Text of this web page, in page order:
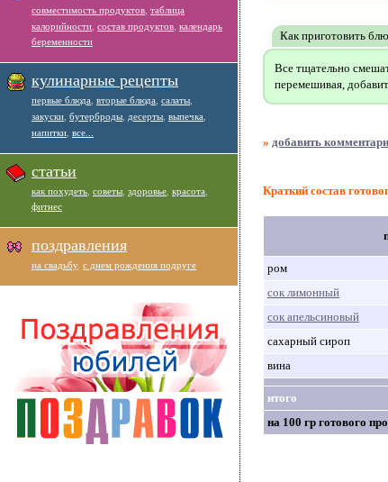
Как приготовить
Все тщательно
перемешивая,
» добавить
Краткий состав
ром
сок лимонный
сок апельсиновый
сахарный сироп
вина
итого
на 100 гр готового
совместимость продуктов таблица
калорийности состав продуктов календарь
беременности
кулинарные рецепты
первые блюда вторые блюда салаты
закуски бутерброды десерты выпечка
напитки все...
статьи
как похудеть советы здоровье красота
фитнес
поздравления
на свадьбу, с днем рождения подруге